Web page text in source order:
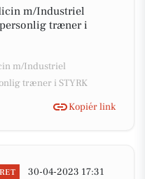
m/Industriel
træner i
m/Industriel
træner i STYRK
Kopiér link
30-04-2023 17:31